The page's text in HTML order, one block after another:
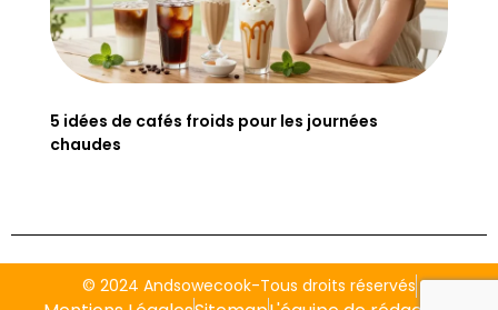
5 idées de cafés froids pour les journées
chaudes
© 2024 Andsowecook-Tous droits réservés